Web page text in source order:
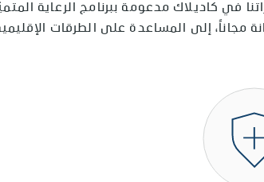
في كاديلاك مدعومة ببرنامج الرعاية
إلى المساعدة على الطرقات الإقليمية وضمان لمدة 4 سنوات، يقدم برنامج الرعاية